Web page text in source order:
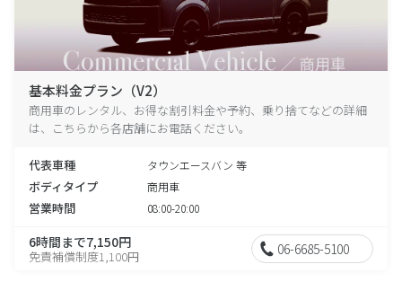
基本料金プラン（V2）
商用車のレンタル、お得な割引料金や予約、乗り捨てなどの詳細
は、こちらから各店舗にお電話ください。
代表車種 タウンエースバン 等
ボディタイプ 商用車
営業時間 08:00-20:00
6時間まで7,150円
免責補償制度1,100円 06-6685-5100